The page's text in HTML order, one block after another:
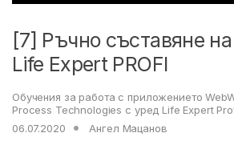
[7] Ръчно съставяне
Life Expert PROFI
Обучения за работа с приложението
Process Technologies с уред Life Expert
06.07.2020
Ангел Мацанов